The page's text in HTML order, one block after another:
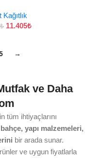
₺ 11.405₺
→
ve Daha
tüm ihtiyaçlarını
yapı malzemeleri,
bir arada sunar.
ve uygun fiyatlarla